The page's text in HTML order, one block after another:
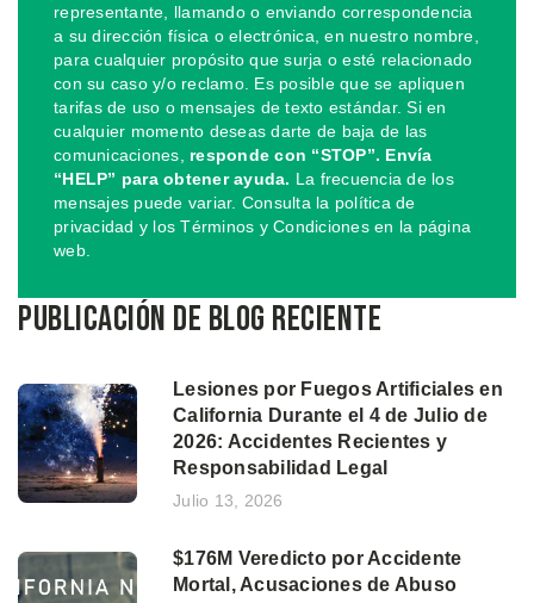
representante, llamando o enviando correspondencia
a su dirección física o electrónica, en nuestro nombre,
para cualquier propósito que surja o esté relacionado
con su caso y/o reclamo. Es posible que se apliquen
tarifas de uso o mensajes de texto estándar. Si en
cualquier momento deseas darte de baja de las
comunicaciones, responde con “STOP”. Envía
“HELP” para obtener ayuda. La frecuencia de los
mensajes puede variar. Consulta la política de
privacidad y los Términos y Condiciones en la página
web.
Publicación de blog reciente
Lesiones por Fuegos Artificiales en
California Durante el 4 de Julio de
2026: Accidentes Recientes y
Responsabilidad Legal
Julio 13, 2026
$176M Veredicto por Accidente
Mortal, Acusaciones de Abuso